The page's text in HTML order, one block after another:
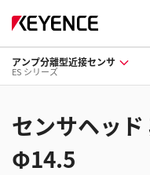
アンプ分離型近接センサ
ES シリーズ
センサヘッ
Φ14.5